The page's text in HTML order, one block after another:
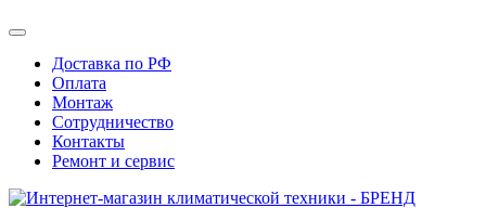
Доставка по РФ
Оплата
Монтаж
Сотрудничество
Контакты
Ремонт и сервис